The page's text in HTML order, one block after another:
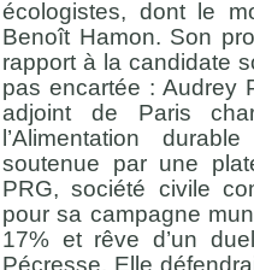
écologistes, dont le
Benoît Hamon. Son
rapport à la candidate
pas encartée : Audrey
adjoint de Paris
l’Alimentation
soutenue par une
PRG, société civile
pour sa campagne
17% et rêve d’un
Pécresse. Elle